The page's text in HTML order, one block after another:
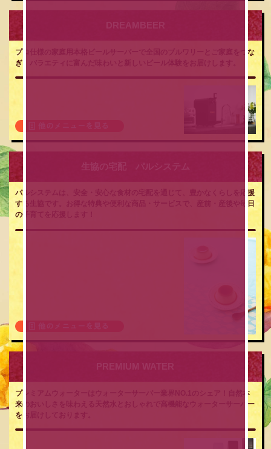
DREAMBEER
プロ仕様の家庭用本格ビールサーバーで全国のブルワリーとご家庭をつな
ぎ、バラエティに富んだ味わいと新しいビール体験をお届けします。
生協の宅配 パルシステム
パルシステムは、安全・安心な食材の宅配を通じて、豊かなくらしを応援
する生協です。お得な特典や便利な商品・サービスで、産前・産後や毎日
の子育てを応援します！
PREMIUM WATER
プレミアムウォーターはウォーターサーバー業界NO.1のシェア！自然本
来のおいしさを味わえる天然水とおしゃれで高機能なウォーターサーバー
をお届けしております。